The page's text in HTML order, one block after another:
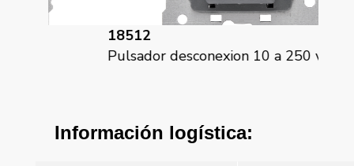
Pulsador desconexion 10 a 250 v~
Información logística: